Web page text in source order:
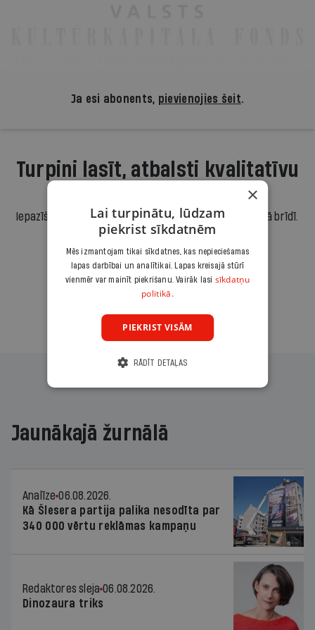
Ja esi abonents, pievienojies šeit.
Turpini lasīt, atbalsti kvalitatīvu
Iepazīšanās piedāvājums ir.lv abonēšanai. Atcel jebkurā brīdī.
3,90 €/mēnesī
Abonēt
Citas abonēšanas iespējas meklē šeit
Jaunākajā žurnālā
Analīze 06.08.2026.
Kā Šlesera partija palika nesodīta par
340 000 vērtu reklāmas kampaņu
Redaktores sleja 06.08.2026.
Dinozaura triks
×
Lai turpinātu, lūdzam
piekrist sīkdatnēm
Mēs izmantojam tikai sīkdatnes, kas nepieciešamas
lapas darbībai un analītikai. Lapas kreisajā stūrī
vienmēr var mainīt piekrišanu. Vairāk lasi sīkdatņu
politikā.
PIEKRIST VISĀM
RĀDĪT DETAĻAS